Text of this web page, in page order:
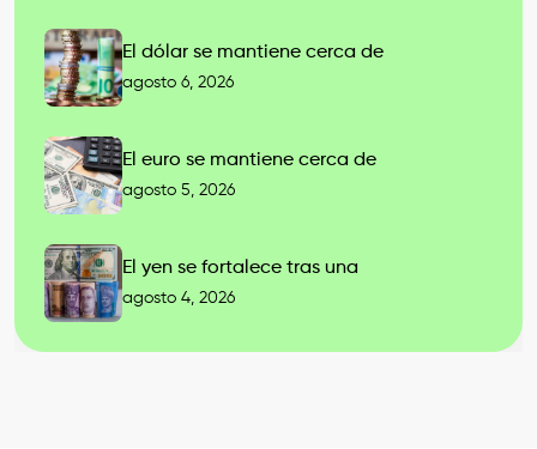
El dólar se mantiene cerca de
agosto 6, 2026
El euro se mantiene cerca de
agosto 5, 2026
El yen se fortalece tras una
agosto 4, 2026